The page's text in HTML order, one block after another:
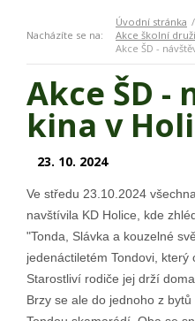
Nacházíte se na:
Úvodní stránka
Akce školní
Akce ŠD -
Akce ŠD -
kina v
23. 10. 2024
Ve středu 23.10.2024
navštívila KD Holice, kde
"Tonda, Slávka a kouzelné
jedenáctiletém Tondovi, který
Starostliví rodiče jej drží
Brzy se ale do jednoho z